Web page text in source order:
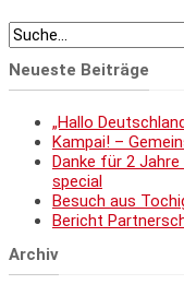
Neueste Beiträge
„Hallo
Kampai! –
Danke für 2
special
Besuch aus
Bericht
Archiv